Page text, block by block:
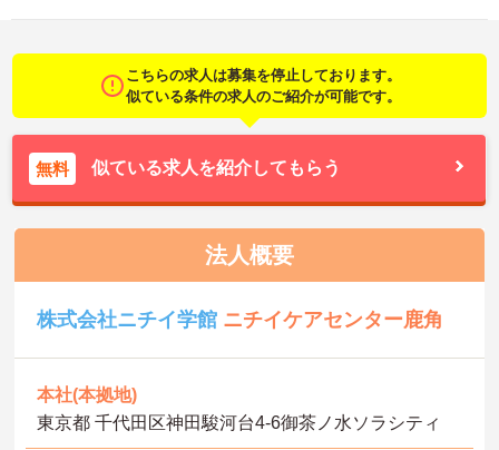
こちらの求人は募集を停止しております。
似ている条件の求人のご紹介が可能です。
無料 似ている求人を紹介してもらう
法人概要
株式会社ニチイ学館 ニチイケアセンター鹿角
本社(本拠地)
東京都 千代田区神田駿河台4-6御茶ノ水ソラシティ